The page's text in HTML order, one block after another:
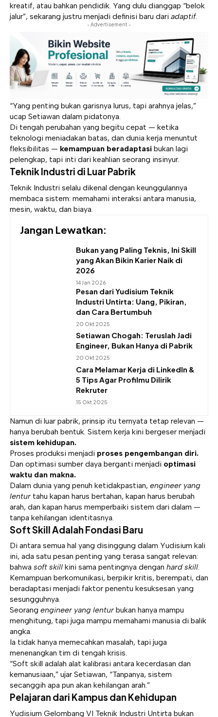
kreatif, atau bahkan pendidik. Yang dulu dianggap “belok
jalur”, sekarang justru menjadi definisi baru dari adaptif.
- Advertisement -
“Yang penting bukan garisnya lurus, tapi arahnya jelas,”
ucap Setiawan dalam pidatonya.
Di tengah perubahan yang begitu cepat — ketika
teknologi meniadakan batas, dan dunia kerja menuntut
fleksibilitas — kemampuan beradaptasi bukan lagi
pelengkap, tapi inti dari keahlian seorang insinyur.
Teknik Industri di Luar Pabrik
Teknik Industri selalu dikenal dengan keunggulannya
membaca sistem: memahami interaksi antara manusia,
mesin, waktu, dan biaya.
Jangan Lewatkan:
Bukan yang Paling Teknis, Ini Skill
yang Akan Bikin Karier Naik di
2026
14 Jan 2026
Pesan dari Yudisium Teknik
Industri Untirta: Uang, Pikiran,
dan Cara Bertumbuh
20 Okt 2025
Setiawan Chogah: Teruslah Jadi
Engineer, Bukan Hanya di Pabrik
20 Okt 2025
Cara Melamar Kerja di LinkedIn &
5 Tips Agar Profilmu Dilirik
Rekruter
15 Okt 2025
Namun di luar pabrik, prinsip itu ternyata tetap relevan —
hanya berubah bentuk. Sistem kerja kini bergeser menjadi
sistem kehidupan.
Proses produksi menjadi proses pengembangan diri.
Dan optimasi sumber daya berganti menjadi optimasi
waktu dan makna.
Dalam dunia yang penuh ketidakpastian, engineer yang
lentur tahu kapan harus bertahan, kapan harus berubah
arah, dan kapan harus memperbaiki sistem dari dalam —
tanpa kehilangan identitasnya.
Soft Skill Adalah Fondasi Baru
Di antara semua hal yang disinggung dalam Yudisium kali
ini, ada satu pesan penting yang terasa sangat relevan:
bahwa soft skill kini sama pentingnya dengan hard skill.
Kemampuan berkomunikasi, berpikir kritis, berempati, dan
beradaptasi menjadi faktor penentu kesuksesan yang
sesungguhnya.
Seorang engineer yang lentur bukan hanya mampu
menghitung, tapi juga mampu memahami manusia di balik
angka.
Ia tidak hanya memecahkan masalah, tapi juga
menenangkan tim di tengah krisis.
“Soft skill adalah alat kalibrasi antara kecerdasan dan
kemanusiaan,” ujar Setiawan, “Tanpanya, sistem
secanggih apa pun akan kehilangan arah.”
Pelajaran dari Kampus dan Kehidupan
Yudisium Gelombang VI Teknik Industri Untirta bukan